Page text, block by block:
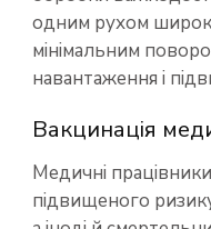
одним рухом
мінімальним
навантаження і
Вакцинація
Медичні
підвищеного